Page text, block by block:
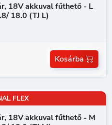
18V akkuval fűthető - L
18.0 (TJ L)
Kosárba
FLEX
18V akkuval fűthető - M